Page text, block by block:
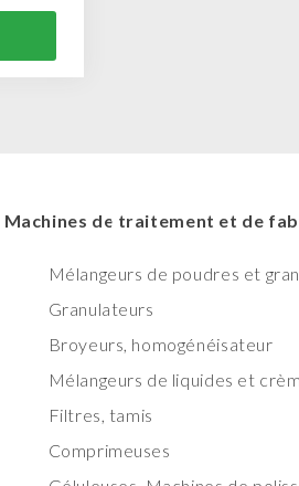
Machines de traitement et de
Mélangeurs de poudres et
Granulateurs
Broyeurs, homogénéisateur
Mélangeurs de liquides et
Filtres, tamis
Comprimeuses